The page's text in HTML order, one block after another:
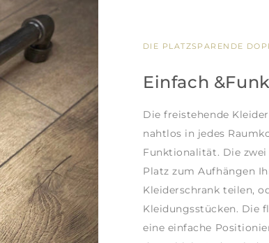
DIE PLATZSPARENDE
Einfach
Die freistehende
nahtlos in jedes
Funktionalität. Die
Platz zum Aufhängen
Kleiderschrank teilen,
Kleidungsstücken. Die
eine einfache